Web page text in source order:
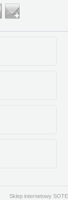
Sklep internetowy SOTE